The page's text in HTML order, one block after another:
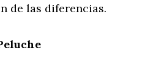
de las diferencias.